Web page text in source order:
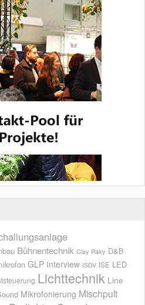
Bühnentechnik Clay Paky D&B
GLP Interview ISDV ISE LED
Lichttechnik Line
Mikrofonierung Mischpult